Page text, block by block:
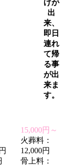
げが
出
来、
即日
連れ
て帰
る事
が出
来ま
す。
円
15,000円～
火葬料：
12,000円
骨上料：